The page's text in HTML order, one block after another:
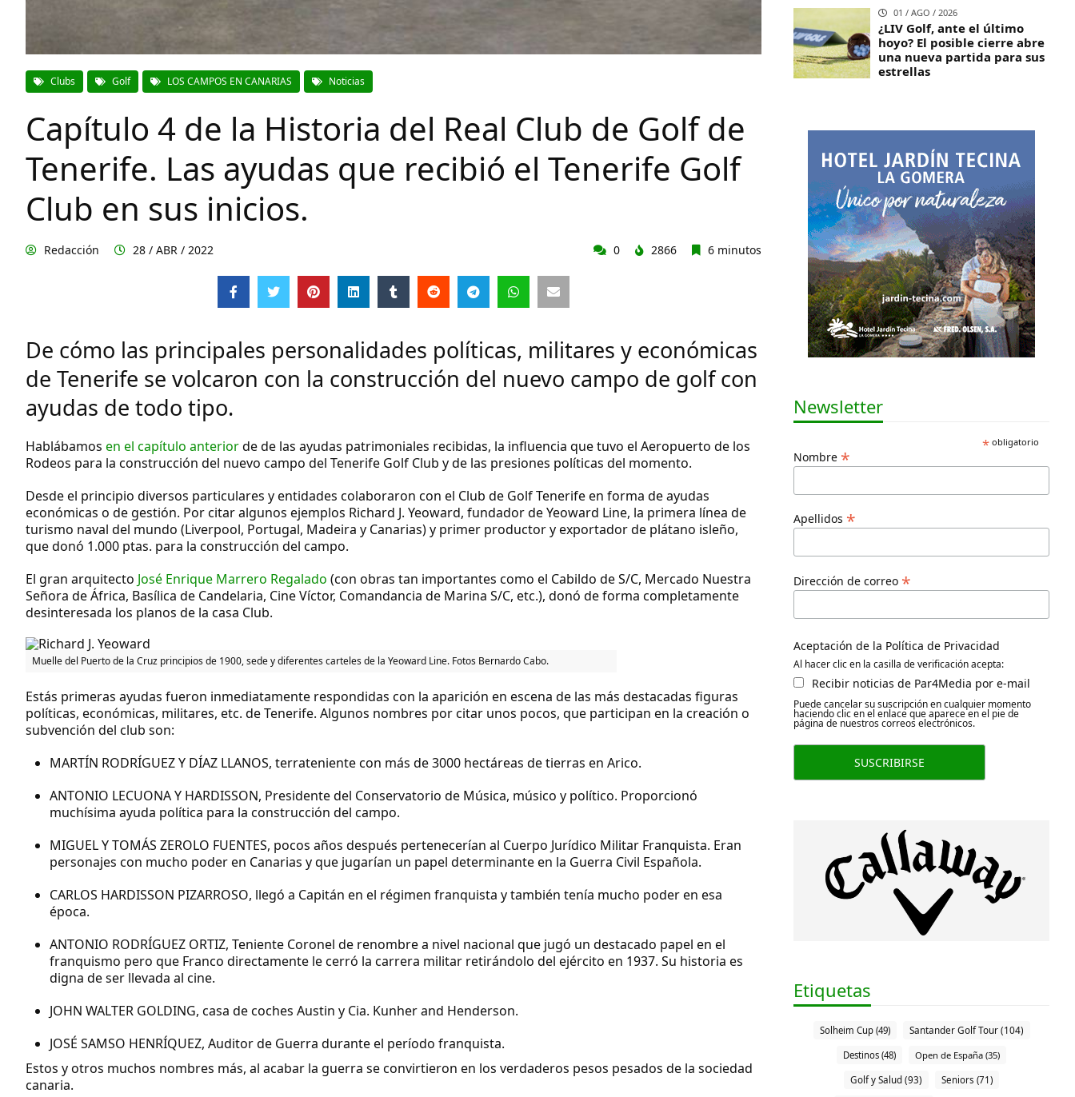
Clubs Golf LOS CAMPOS EN CANARIAS Noticias
Capítulo 4 de la Historia del Real Club de Golf de
Tenerife. Las ayudas que recibió el Tenerife Golf
Club en sus inicios.
Redacción 28 / ABR / 2022 0 2866 6 minutos
De cómo las principales personalidades políticas, militares y económicas
de Tenerife se volcaron con la construcción del nuevo campo de golf con
ayudas de todo tipo.
Hablábamos en el capítulo anteriorde de las ayudas patrimoniales recibidas, la influencia que tuvo el Aeropuerto de los
Rodeos para la construcción del nuevo campo del Tenerife Golf Club y de las presiones políticas del momento.
Desde el principio diversos particulares y entidades colaboraron con el Club de Golf Tenerife en forma de ayudas
económicas o de gestión. Por citar algunos ejemplos Richard J. Yeoward, fundador deYeoward Line, la primera línea de
turismo naval del mundo (Liverpool, Portugal, Madeira y Canarias) y primer productor y exportador de plátano isleño,
que donó 1.000 ptas. para la construcción del campo.
El gran arquitecto José Enrique Marrero Regalado (con obras tan importantes como el Cabildo de S/C, Mercado Nuestra
Señora de África, Basílica de Candelaria, Cine Víctor, Comandancia de Marina S/C, etc.), donó de forma completamente
desinteresada los planos de la casa Club.
Muelle del Puerto de la Cruz principios de 1900, sede y diferentes carteles de la Yeoward Line. Fotos Bernardo Cabo.
Estás primeras ayudas fueron inmediatamente respondidas con la aparición en escena de las más destacadas figuras
políticas, económicas, militares, etc. de Tenerife. Algunos nombres por citar unos pocos, que participan en la creación o
subvención del club son:
MARTÍN RODRÍGUEZ Y DÍAZ LLANOS, terrateniente con más de 3000 hectáreas de tierras en Arico.
ANTONIO LECUONA Y HARDISSON, Presidente del Conservatorio de Música, músico y político. Proporcionó
muchísima ayuda política para la construcción del campo.
MIGUEL Y TOMÁS ZEROLO FUENTES, pocos años después pertenecerían al Cuerpo Jurídico Militar Franquista. Eran
personajes con mucho poder en Canarias y que jugarían un papel determinante en la Guerra Civil Española.
CARLOS HARDISSON PIZARROSO, llegó a Capitán en el régimen franquista y también tenía mucho poder en esa
época.
ANTONIO RODRÍGUEZ ORTIZ, Teniente Coronel de renombre a nivel nacional que jugó un destacado papel en el
franquismo pero que Franco directamente le cerró la carrera militar retirándolo del ejército en 1937. Su historia es
digna de ser llevada al cine.
JOHN WALTER GOLDING, casa de coches Austin y Cia. Kunher and Henderson.
JOSÉ SAMSO HENRÍQUEZ, Auditor de Guerra durante el período franquista.
Estos y otros muchos nombres más, al acabar la guerra se convirtieron en los verdaderos pesos pesados de la sociedad
canaria.
01 / AGO / 2026
¿LIV Golf, ante el último
hoyo? El posible cierre abre
una nueva partida para sus
estrellas
Newsletter
* obligatorio
Nombre *
Apellidos *
Dirección de correo *
Aceptación de la Política de Privacidad
Al hacer clic en la casilla de verificación acepta:
Recibir noticias de Par4Media por e-mail
Puede cancelar su suscripción en cualquier momento
haciendo clic en el enlace que aparece en el pie de
página de nuestros correos electrónicos.
Etiquetas
Solheim Cup (49) Santander Golf Tour (104)
Destinos (48) Open de España (35)
Golf y Salud (93) Seniors (71)